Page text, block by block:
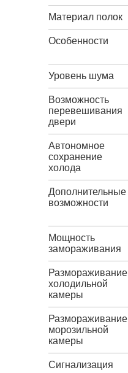
Материал полок
Особенности
Уровень шума
Возможность
перевешивания
двери
Автономное
сохранение
холода
Дополнительные
возможности
Мощность
замораживания
Размораживание
холодильной
камеры
Размораживание
морозильной
камеры
Сигнализация